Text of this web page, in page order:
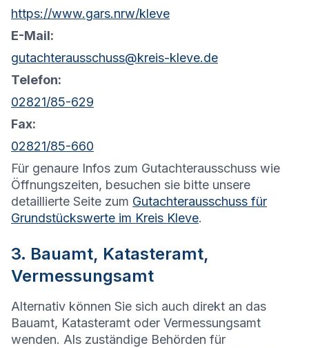
https://www.gars.nrw/kleve
E-Mail:
gutachterausschuss@kreis-kleve.de
Telefon:
02821/85-629
Fax:
02821/85-660
Für genaure Infos zum Gutachterausschuss wie
Öffnungszeiten, besuchen sie bitte unsere
detaillierte Seite zum Gutachterausschuss für
Grundstückswerte im Kreis Kleve.
3. Bauamt, Katasteramt,
Vermessungsamt
Alternativ können Sie sich auch direkt an das
Bauamt, Katasteramt oder Vermessungsamt
wenden. Als zuständige Behörden für